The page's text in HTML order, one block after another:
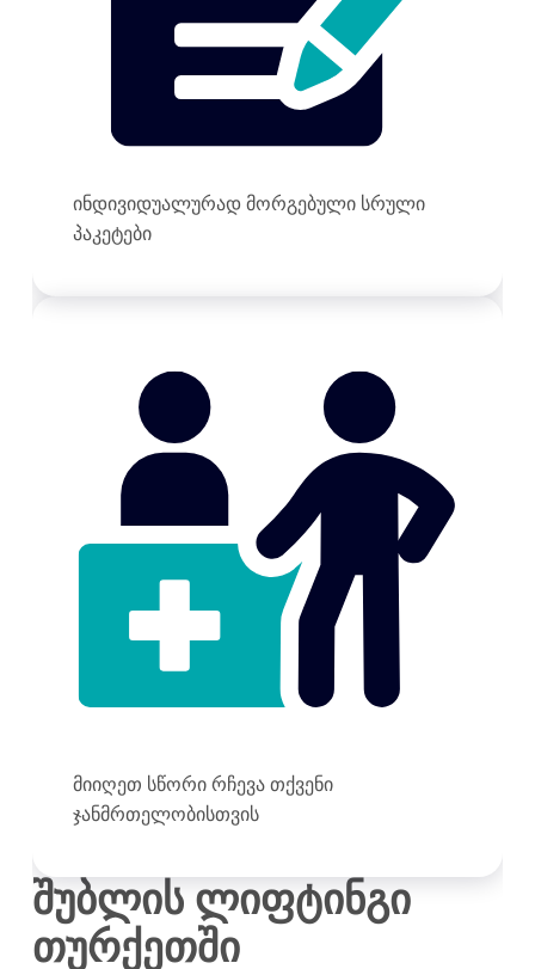
ინდივიდუალურად მორგებული სრული
პაკეტები
მიიღეთ სწორი რჩევა თქვენი
ჯანმრთელობისთვის
შუბლის ლიფტინგი
თურქეთში